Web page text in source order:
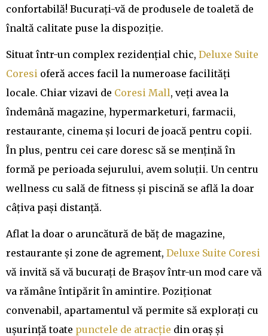
confortabilă! Bucurați-vă de produsele de toaletă de
înaltă calitate puse la dispoziție.
Situat într-un complex rezidențial chic, Deluxe Suite
Coresi oferă acces facil la numeroase facilități
locale. Chiar vizavi de Coresi Mall, veți avea la
îndemână magazine, hypermarketuri, farmacii,
restaurante, cinema și locuri de joacă pentru copii.
În plus, pentru cei care doresc să se mențină în
formă pe perioada sejurului, avem soluții. Un centru
wellness cu sală de fitness și piscină se află la doar
câțiva pași distanță.
Aflat la doar o aruncătură de băț de magazine,
restaurante și zone de agrement, Deluxe Suite Coresi
vă invită să vă bucurați de Brașov într-un mod care vă
va rămâne întipărit în amintire. Poziționat
convenabil, apartamentul vă permite să explorați cu
ușurință toate punctele de atracție din oraș și